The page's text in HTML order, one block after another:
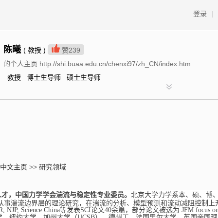
登录 |
陈曦 ( 教授 ) 赞239
的个人主页 http://shi.buaa.edu.cn/chenxi97/zh_CN/index.htm
教授 博士生导师 硕士生导师
中文主页 >> 研究领域
，中国力学学会湍流与稳定性专业委员。 北京大学力学系本、硕、博
事湍流边界层的理论研究，在湍流的分析、模型预测和流动减阻控制
NJP, Science China等发表SCI论文40余篇，部分论文被选为 JFM focus